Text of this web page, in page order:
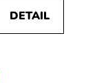
DETAIL